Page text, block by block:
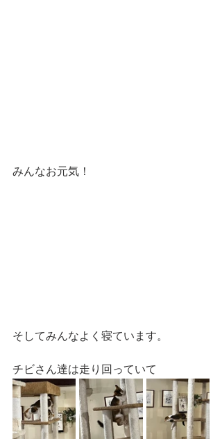
みんなお元気！
そしてみんなよく寝ています。
チビさん達は走り回っていて